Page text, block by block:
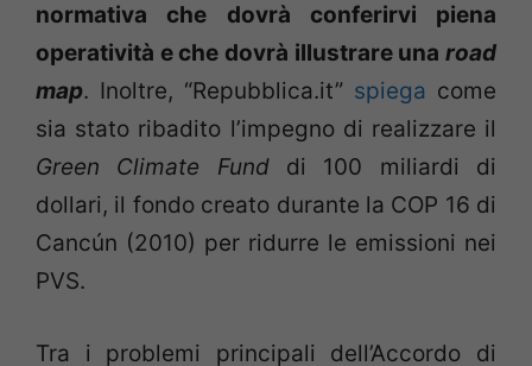
normativa che dovrà conferirvi piena
operatività e che dovrà illustrare una road
map. Inoltre, “Repubblica.it” spiega come
sia stato ribadito l’impegno di realizzare il
Green Climate Fund di 100 miliardi di
dollari, il fondo creato durante la COP 16 di
Cancún (2010) per ridurre le emissioni nei
PVS.
Tra i problemi principali dell’Accordo di